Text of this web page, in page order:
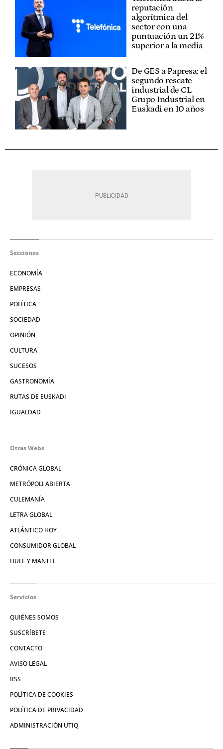
reputación
algorítmica del
sector con una
puntuación un 21%
superior a la media
De GES a Papresa: el
segundo rescate
industrial de CL
Grupo Industrial en
Euskadi en 10 años
Secciones
ECONOMÍA
EMPRESAS
POLÍTICA
SOCIEDAD
OPINIÓN
CULTURA
SUCESOS
GASTRONOMÍA
RUTAS DE EUSKADI
IGUALDAD
Otras Webs
CRÓNICA GLOBAL
METRÓPOLI ABIERTA
CULEMANÍA
LETRA GLOBAL
ATLÁNTICO HOY
CONSUMIDOR GLOBAL
HULE Y MANTEL
Servicios
QUIÉNES SOMOS
SUSCRÍBETE
CONTACTO
AVISO LEGAL
RSS
POLÍTICA DE COOKIES
POLÍTICA DE PRIVACIDAD
ADMINISTRACIÓN UTIQ